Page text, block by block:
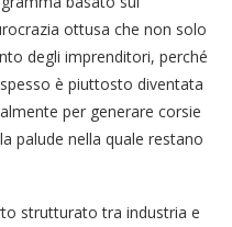
ottusa che non solo
degli imprenditori, perché
è piuttosto diventata
per generare corsie
palude nella quale restano
strutturato tra industria e